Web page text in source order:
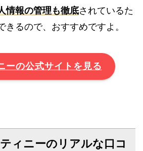
情報の管理も徹底されているた
きるので、おすすめですよ。
ーの公式サイトを見る
ィニーのリアルな口コ